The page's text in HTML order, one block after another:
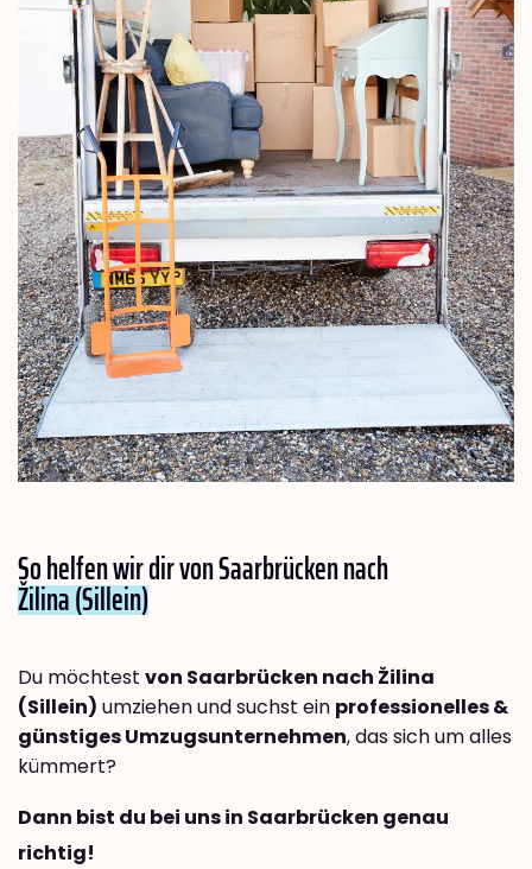
So helfen wir dir von Saarbrücken nach
Žilina (Sillein)
Du möchtest von Saarbrücken nach Žilina
(Sillein) umziehen und suchst ein professionelles &
günstiges Umzugsunternehmen, das sich um alles
kümmert?
Dann bist du bei uns in Saarbrücken genau
richtig!